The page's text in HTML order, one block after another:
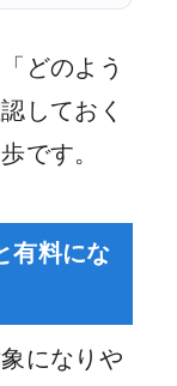
どのよう
しておく
です。
有料にな
になりや